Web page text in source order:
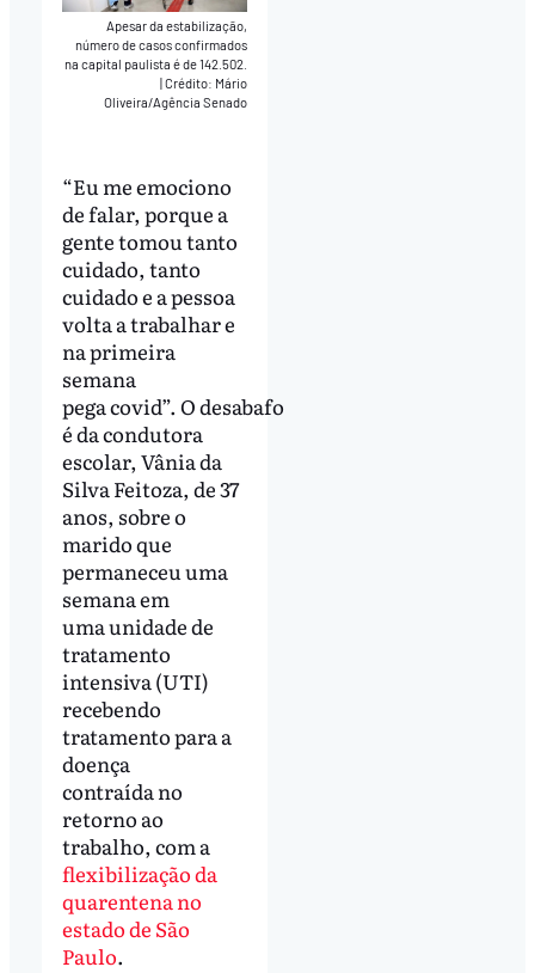
Apesar da estabilização,
número de casos confirmados
na capital paulista é de 142.502.
|Crédito: Mário
Oliveira/Agência Senado
“Eu me emociono
de falar, porque a
gente tomou tanto
cuidado, tanto
cuidado e a pessoa
volta a trabalhar e
na primeira
semana
pega covid”. O desabafo
é da condutora
escolar, Vânia da
Silva Feitoza, de 37
anos, sobre o
marido que
permaneceu uma
semana em
uma unidade de
tratamento
intensiva (UTI)
recebendo
tratamento para a
doença
contraída no
retorno ao
trabalho, com a
flexibilização da
quarentena no
estado de São
Paulo.